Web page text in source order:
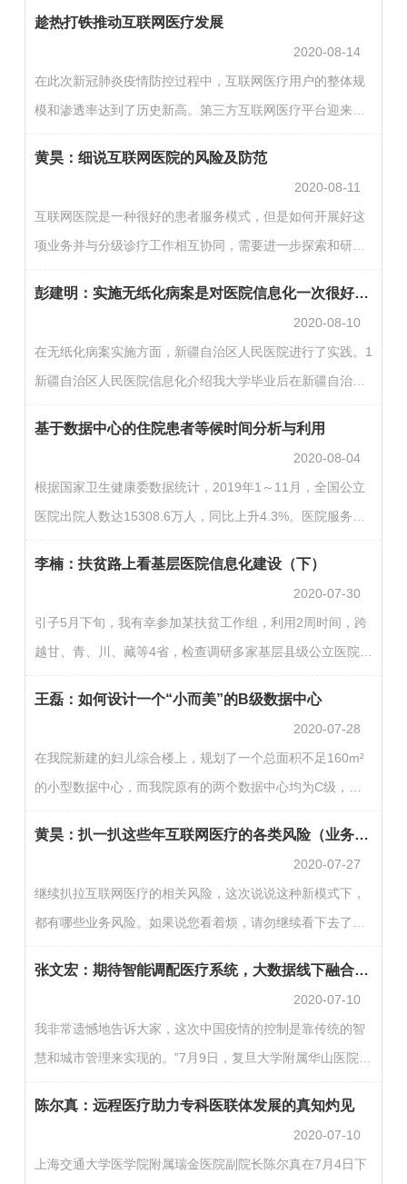
城市，还会有各种未知的情况出现。抱着长见识，开眼界的
了新鲜感。但是对我来说，这并不是一个新鲜事物。大概在
一年前，我就购买了平安好医生旗下的家庭医生服务。如
今，在看京东家医发布会时，难免会想到自己当初使用平安
好医生家庭医生的经历，以及使用过程中产生的想法和思
考。1我为什么购买家庭医生服务几个原因：（1）当时自己
趁热打铁推动互联网医疗发展
2020-08-14
在此次新冠肺炎疫情防控过程中，互联网医疗用户的整体规
模和渗透率达到了历史新高。第三方互联网医疗平台迎来拐
疫情期间，已有146家互联网医院获审批，其中公立医院有
110家。疫情在一定程度上催化了互联网医疗行业的发展，
但暴露出的问题和挑战也亟待重视。比如，许多公立医院火
速上线“线上发热门诊”，但是存在页面无法打开、咨询页面
隐匿难找、医生回复迟缓等问题，反映出公立医院在互联网
黄昊：细说互联网医院的风险及防范
2020-08-11
互联网医院是一种很好的患者服务模式，但是如何开展好这
项业务并与分级诊疗工作相互协同，需要进一步探索和研
医学中心信息科主任黄昊详细解读互联网医院的风险及其防
范。他从法律风险、业务风险、技术风险和安全风险等不同
方面，与观众一起梳理了互联网医院存在的各种风险。以下
内容根据黄昊主任演讲内容整理。协调各方利益保障互联网
医院建设和运营互联网医疗是通过互联网技术，把诊疗过程
彭建明：实施无纸化病案是对医院信息化一次很好的检验
2020-08-10
在无纸化病案实施方面，新疆自治区人民医院进行了实践。1
新疆自治区人民医院信息化介绍我大学毕业后在新疆自治区
都很重视信息化，并且后任领导都会在前任领导打下的基础
上，持续投入和发展信息化。我认为这是我们医院信息化发
展的最大动能。在历届领导支持下，我们医院的信息化也取
得了较好的成绩：2016年我院通过了国家六级电子病历；
2017年通过国家等保三级；2019年通过了互联互通四级甲等
基于数据中心的住院患者等候时间分析与利用
2020-08-04
根据国家卫生健康委数据统计，2019年1～11月，全国公立
医院出院人数达15308.6万人，同比上升4.3%。医院服务量
院加强门诊和住院服务力量统筹，合理分配优质医疗资源满
足老百姓看病需求。国家卫生健康委在《进一步改善医疗服
务行动计划》中提出要缩短住院患者等候时间，让患者享受
更便捷的诊疗服务。但有研究发现，等候时间长仍是降低患
者满意度的主要因素之一。本文旨在以我院外科病房为例，
李楠：扶贫路上看基层医院信息化建设（下）
2020-07-30
引子5月下旬，我有幸参加某扶贫工作组，利用2周时间，跨
越甘、青、川、藏等4省，检查调研多家基层县级公立医院运
一边带着学习的心态，观察基层医院信息化建设现状，并给
出自己的观点。由于时间、样本、能力皆有限，不到之处，
请大家批评指正。本篇为本系列的第三篇：思考篇。(第一篇
为惊喜篇;第二篇为期待篇)为期两周的基层行在紧凑的工作
节奏中很快结束。时间虽短，但值得思考的地方挺多。01
王磊：如何设计一个“小而美”的B级数据中心
2020-07-28
在我院新建的妇儿综合楼上，规划了一个总面积不足160m²
的小型数据中心，而我院原有的两个数据中心均为C级，面
很长一段时间内作为医院的主数据中心，将其设计成“小而
美”的B级数据中心成为我院的必然选择。注释：《数据中心
设计规范》(GB50174-2017)中规定数据中心应划分为A、
B、C三级。A级数据中心的基础设施宜按容错系统配置，在
电子信息系统运行期间，基础设施应在一次意外事故后或单
黄昊：扒一扒这些年互联网医疗的各类风险（业务风险）
2020-07-27
继续扒拉互联网医疗的相关风险，这次说说这种新模式下，
都有哪些业务风险。如果说您看着烦，请勿继续看下去了，
历的和听到、看到的故事，给大家提个醒。周末参加了一场
学术研讨会，与会者大都是医院管理者，听着台上医疗管理
者热情洋溢的描绘着互联网医疗的美好前景，我发现互联网
医疗真的在和医院管理，在和医疗业务紧密的融合了。因
为，作为管理者们讲起互联网医疗那飞扬的神情，说明这事
张文宏：期待智能调配医疗系统，大数据线下融合加强疾病预警
2020-07-10
我非常遗憾地告诉大家，这次中国疫情的控制是靠传统的智
慧和城市管理来实现的。”7月9日，复旦大学附属华山医院感
智能大会现场给此次疫情中人工智能在公共卫生领域的应用
泼了一盆冷水。“我们上海的‘战疫’部队，在去武汉的一开始
大家希望人工智能已经遍布全国，了解医务人员缺什么、知
陈尔真：远程医疗助力专科医联体发展的真知灼见
2020-07-10
上海交通大学医学院附属瑞金医院副院长陈尔真在7月4日下